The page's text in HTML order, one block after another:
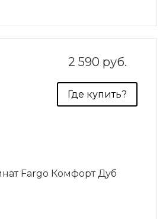
2 590 руб.
Где купить?
Fargo Комфорт Дуб